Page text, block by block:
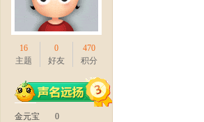
16
主题
0
好友
470
积分
金元宝
0